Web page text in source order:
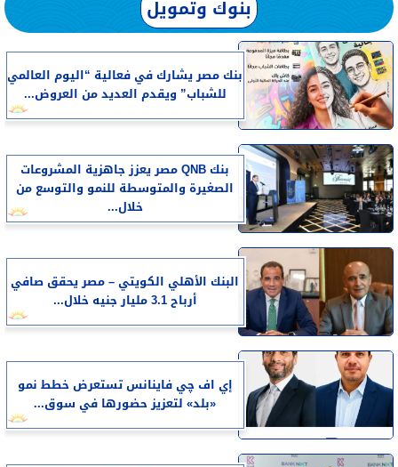
بنوك وتمويل
بنك مصر يشارك في فعالية “اليوم العالمي
للشباب” ويقدم العديد من العروض...
بنك QNB مصر يعزز جاهزية المشروعات
الصغيرة والمتوسطة للنمو والتوسع من
خلال...
البنك الأهلي الكويتي – مصر يحقق صافي
أرباح 3.1 مليار جنيه خلال...
إي اف چي فاينانس تستعرض خطط نمو
«بلد» لتعزيز حضورها في سوق...